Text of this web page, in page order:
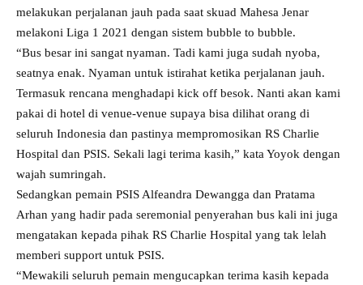
melakukan perjalanan jauh pada saat skuad Mahesa Jenar
melakoni Liga 1 2021 dengan sistem bubble to bubble.
“Bus besar ini sangat nyaman. Tadi kami juga sudah nyoba,
seatnya enak. Nyaman untuk istirahat ketika perjalanan jauh.
Termasuk rencana menghadapi kick off besok. Nanti akan kami
pakai di hotel di venue-venue supaya bisa dilihat orang di
seluruh Indonesia dan pastinya mempromosikan RS Charlie
Hospital dan PSIS. Sekali lagi terima kasih,” kata Yoyok dengan
wajah sumringah.
Sedangkan pemain PSIS Alfeandra Dewangga dan Pratama
Arhan yang hadir pada seremonial penyerahan bus kali ini juga
mengatakan kepada pihak RS Charlie Hospital yang tak lelah
memberi support untuk PSIS.
“Mewakili seluruh pemain mengucapkan terima kasih kepada